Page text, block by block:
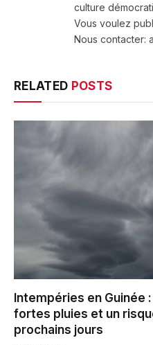
culture
Vous voulez
Nous contacter:
RELATED POSTS
Intempéries en Guinée
fortes pluies et un
prochains jours